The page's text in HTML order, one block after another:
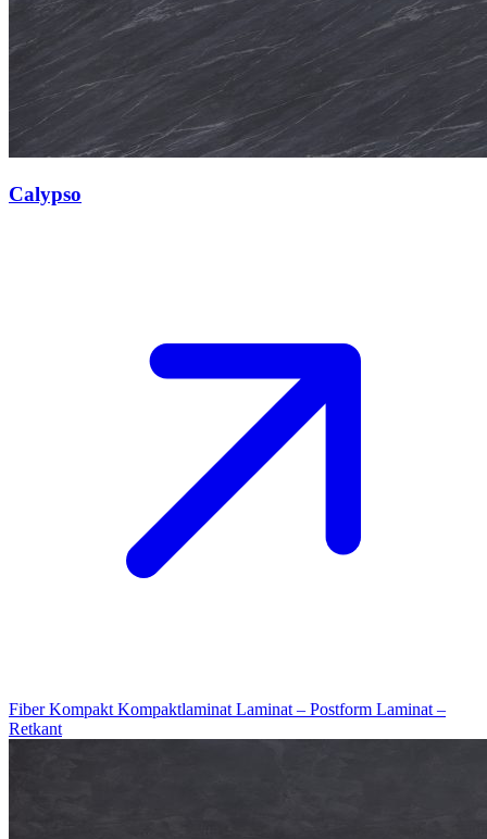
Calypso
Fiber Kompakt Kompaktlaminat Laminat – Postform Laminat –
Retkant